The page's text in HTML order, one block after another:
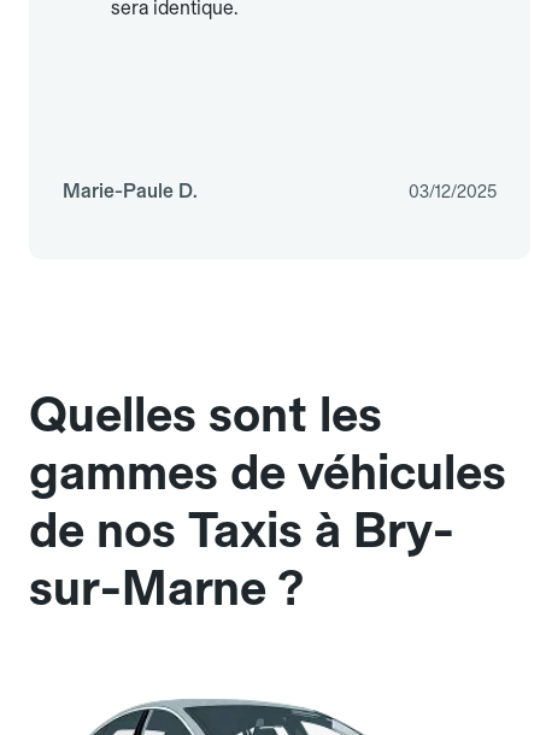
sera identique.
Marie-Paule D. 03/12/2025
Quelles sont les
gammes de véhicules
de nos Taxis à Bry-
sur-Marne ?